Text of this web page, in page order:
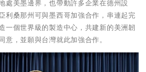
處美墨邊界，也帶動許多企業在德州設
利桑那州可與墨西哥加強合作，串連起完
一個世界級的製造中心，共建新的美洲韌
意，並願與台灣就此加強合作。